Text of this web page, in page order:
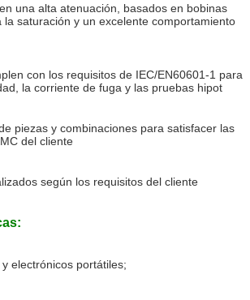
una alta atenuación, basados en bobinas
la saturación y un excelente comportamiento
con los requisitos de IEC/EN60601-1 para
la corriente de fuga y las pruebas hipot
piezas y combinaciones para satisfacer las
del cliente
según los requisitos del cliente
electrónicos portátiles;